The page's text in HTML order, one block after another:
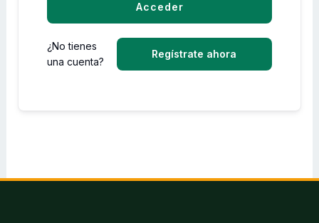
Acceder
¿No tienes
una cuenta?
Regístrate ahora